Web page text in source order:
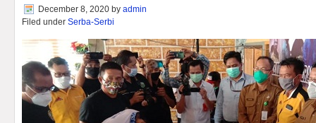
December 8, 2020 by admin
Filed under Serba-Serbi